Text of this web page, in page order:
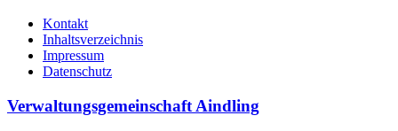
Kontakt
Inhaltsverzeichnis
Impressum
Datenschutz
Verwaltungsgemeinschaft Aindling